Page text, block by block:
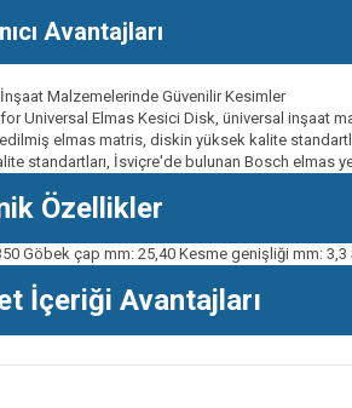
Avantajları
Malzemelerinde Güvenilir Kesimler
Universal Elmas Kesici Disk, üniversal inşaat
elmas matris, diskin yüksek kalite
standartları, İsviçre'de bulunan Bosch elmas
Özellikler
Göbek çap mm: 25,40 Kesme genişliği mm:
İçeriği Avantajları
bilgisi, resim, ürün açıklamalarında ve diğer